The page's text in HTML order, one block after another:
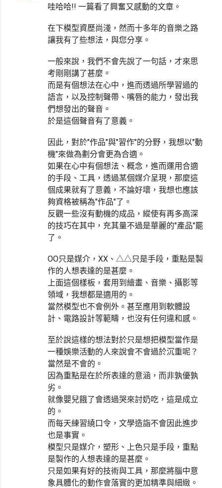
哇哈哈!! 一篇看了興奮又感動的文章。
在下模型資歷尚淺，然而十多年的音樂之路
讓我有了些想法，與您分享。
一般來說，我們不會先說了一句話，才來思
考剛剛講了甚麼。
而是有個想法在心中，進而透過所學習過的
語言，以及控制聲帶、嘴唇的能力，發出我
們想發出的聲音。
於是這個聲音有了意義。
因此，對於"作品"與"習作"的分野，我想以"動
機"來做為劃分會更為合適。
如果在心中有個想法、概念，進而運用合適
的手段、工具，透過某個媒介呈現，那麼這
個成果就有了意義，不論好壞，我想也應該
夠資格被稱為"作品"了。
反觀一些沒有動機的成品，縱使有再多高深
的技巧在其中，充其量不過是華麗的"產品"罷
了。
OO只是媒介，XX、△△只是手段，重點是製
作的人想表達的是甚麼。
上面這個樣板，套用到繪畫、音樂、攝影等
領域，我想都是適用的。
當然模型也不會例外。甚至應用到軟體設
計、電路設計等範疇，也沒有任何違和感。
至於說這樣的想法對於只是想把模型當作是
一種娛樂活動的人來說會不會過於沉重呢？
當然是不會的。
因為重點是在於所表達的意涵，而非孰優孰
劣。
就像嬰兒餓了會透過哭來討奶吃，這是成立
的。
而每天練習繞口令，文學造詣不會因此進步
也是事實。
模型只是媒介，塑形、上色只是手段，重點
是製作的人想表達的是甚麼。
只是如果有好的技術與工具，那麼將腦中意
象具體化的動作會落實的更加精準與細緻。